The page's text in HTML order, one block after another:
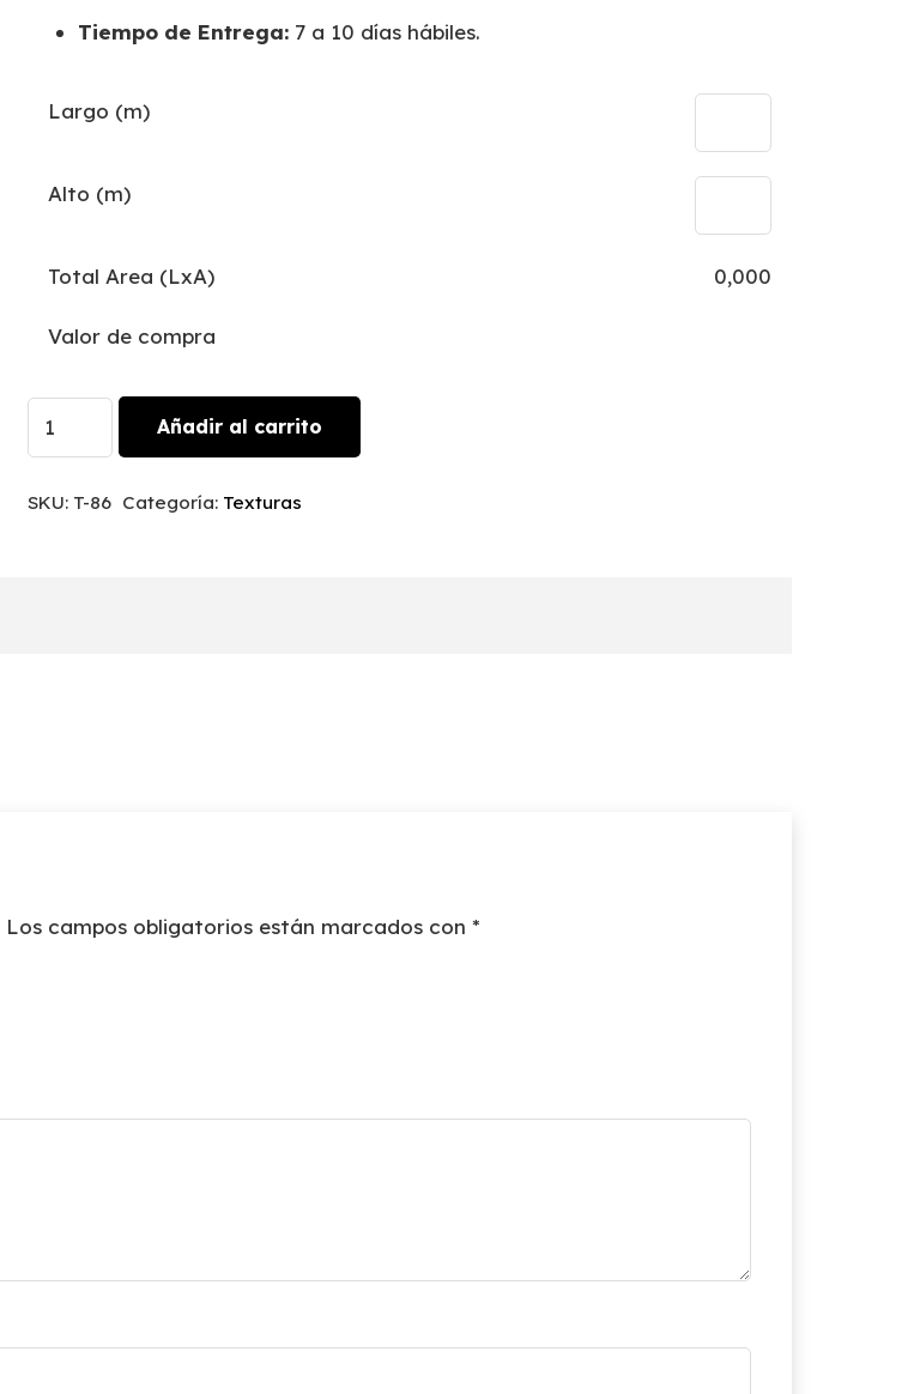
Tiempo de Entrega: 7 a 10 días hábiles.
Largo (m)
Alto (m)
Total Area (LxA) 0,000
Valor de compra
Linen
Añadir al carrito
SKU: T-86 Categoría: Texturas
Los campos obligatorios están marcados con *